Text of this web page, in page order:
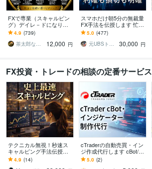
FXで専業（スキャルピン
グ）デイレ－ドになりま
す ゴ－ルド通貨 期間限
定価格 12000円
4.9 (739)
茶太郎なのだ
12,000 円
スマホだけ朝5分の無裁量
FX手法を伝授します 忙し
い朝でも迷わない。利確
損切まで決めた固定ルー
ル
5.0 (477)
元UBSトレーダー
30,000 円
FX投資・トレードの相談の定番サービス
テクニカル無視！秒速ス
キャルピング手法伝授し
ます ほぼ１分以内に完
結。継続的に使える最強F
4.9 (14)
cTraderの自動売買・イン
ジ作成代行します cBot/cA
lgo、修正、調整、改造、
機能追加、開発代行
5.0 (2)